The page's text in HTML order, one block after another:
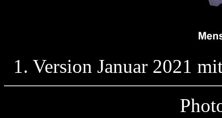
1. Version Januar 2021